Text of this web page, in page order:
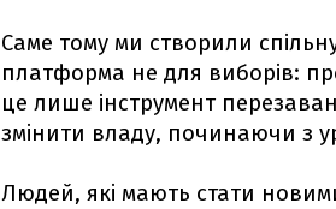
Саме тому ми створили
платформа не для виборів:
це лише інструмент
змінити владу, починаючи з
Людей, які мають стати